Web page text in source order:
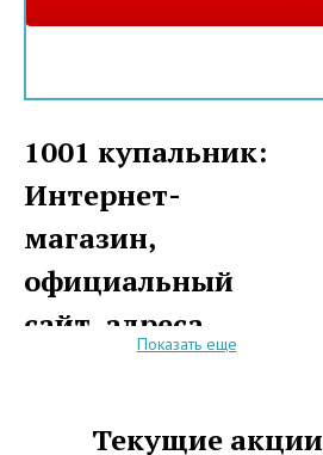
1001 купальник:
Интернет-
магазин,
официальный
сайт, адреса
вниманию своих покупателей
Показать еще
Текущие акции